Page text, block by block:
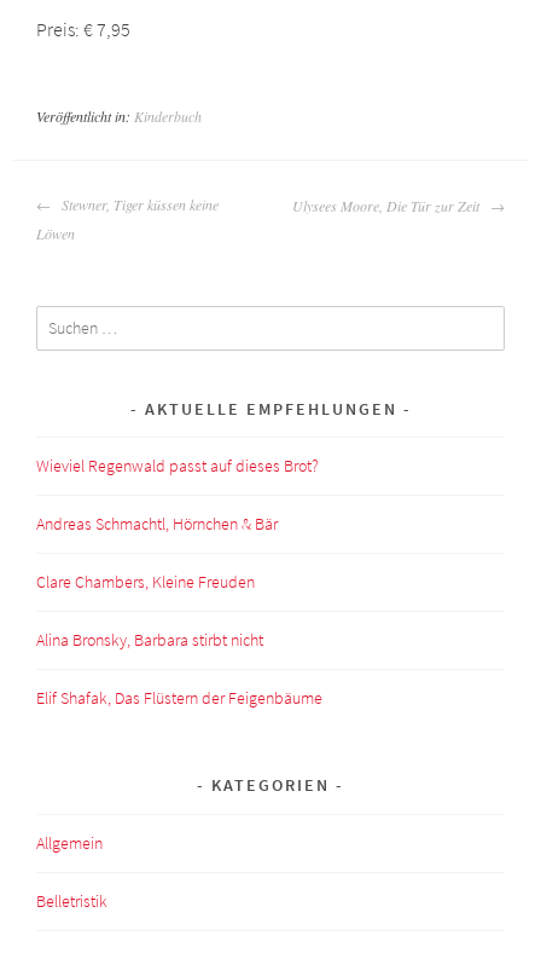
Preis: € 7,95
Veröffentlicht in: Kinderbuch
BEITRAGSNAVIGATION
Stewner, Tiger küssen keine
Löwen
Ulysees Moore, Die Tür zur Zeit
Suchen
nach:
AKTUELLE EMPFEHLUNGEN
Wieviel Regenwald passt auf dieses Brot?
Andreas Schmachtl, Hörnchen & Bär
Clare Chambers, Kleine Freuden
Alina Bronsky, Barbara stirbt nicht
Elif Shafak, Das Flüstern der Feigenbäume
KATEGORIEN
Allgemein
Belletristik